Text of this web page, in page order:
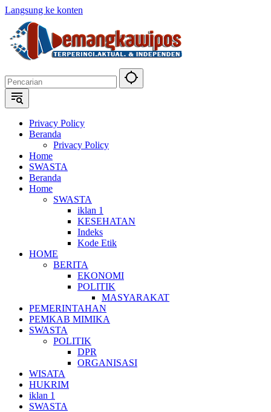
Langsung ke konten
Privacy Policy
Beranda
Privacy Policy
Home
SWASTA
Beranda
Home
SWASTA
iklan 1
KESEHATAN
Indeks
Kode Etik
HOME
BERITA
EKONOMI
POLITIK
MASYARAKAT
PEMERINTAHAN
PEMKAB MIMIKA
SWASTA
POLITIK
DPR
ORGANISASI
WISATA
HUKRIM
iklan 1
SWASTA